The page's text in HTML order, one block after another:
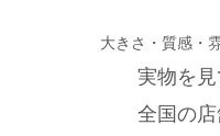
大きさ・質感・
実物を
全国の